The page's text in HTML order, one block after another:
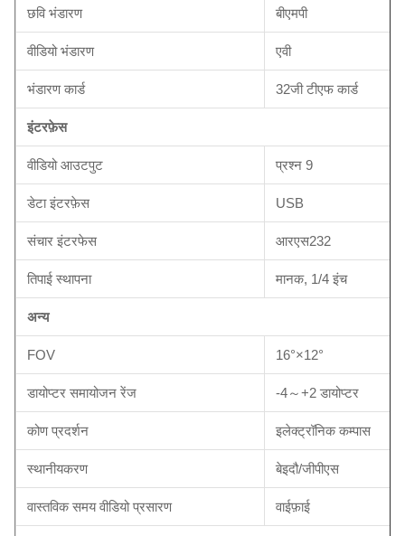
छवि भंडारण बीएमपी
वीडियो भंडारण एवी
भंडारण कार्ड 32जी टीएफ कार्ड
इंटरफ़ेस
वीडियो आउटपुट प्रश्न 9
डेटा इंटरफ़ेस USB
संचार इंटरफेस आरएस232
तिपाई स्थापना मानक, 1/4 इंच
अन्य
FOV 16°×12°
डायोप्टर समायोजन रेंज -4～+2 डायोप्टर
कोण प्रदर्शन इलेक्ट्रॉनिक कम्पास
स्थानीयकरण बेइदौ/जीपीएस
वास्तविक समय वीडियो प्रसारण वाईफ़ाई